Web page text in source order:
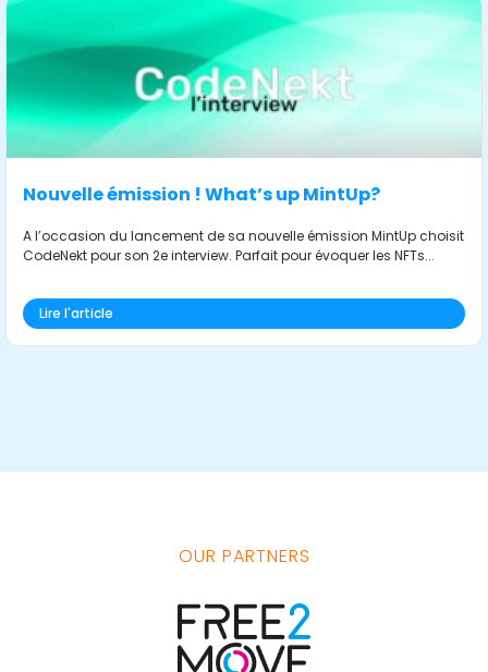
Nouvelle émission ! What’s up MintUp?
A l’occasion du lancement de sa nouvelle émission MintUp choisit
CodeNekt pour son 2e interview. Parfait pour évoquer les NFTs...
Lire l'article
OUR PARTNERS